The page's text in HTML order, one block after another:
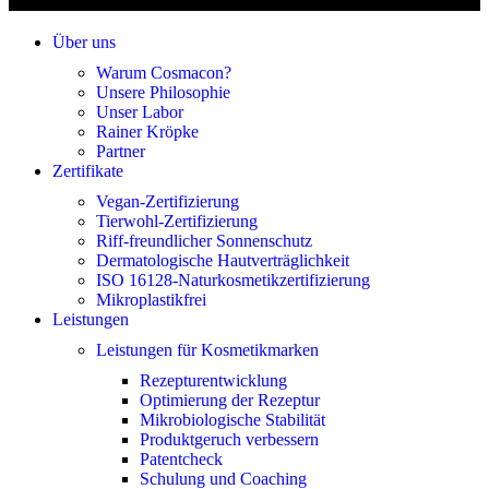
Über uns
Warum Cosmacon?
Unsere Philosophie
Unser Labor
Rainer Kröpke
Partner
Zertifikate
Vegan-Zertifizierung
Tierwohl-Zertifizierung
Riff-freundlicher Sonnenschutz
Dermatologische Hautverträglichkeit
ISO 16128-Naturkosmetikzertifizierung
Mikroplastikfrei
Leistungen
Leistungen für Kosmetikmarken
Rezepturentwicklung
Optimierung der Rezeptur
Mikrobiologische Stabilität
Produktgeruch verbessern
Patentcheck
Schulung und Coaching